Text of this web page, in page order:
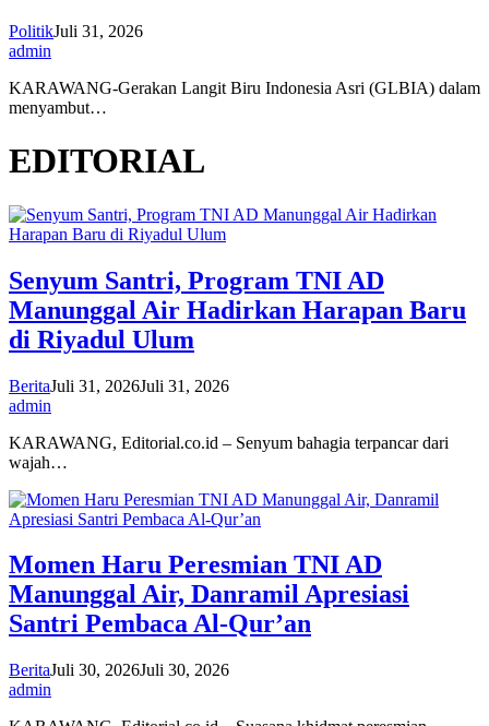
PolitikJuli 31, 2026
admin
KARAWANG-Gerakan Langit Biru Indonesia Asri (GLBIA) dalam
menyambut…
EDITORIAL
Senyum Santri, Program TNI AD
Manunggal Air Hadirkan Harapan Baru
di Riyadul Ulum
BeritaJuli 31, 2026Juli 31, 2026
admin
KARAWANG, Editorial.co.id – Senyum bahagia terpancar dari
wajah…
Momen Haru Peresmian TNI AD
Manunggal Air, Danramil Apresiasi
Santri Pembaca Al-Qur’an
BeritaJuli 30, 2026Juli 30, 2026
admin